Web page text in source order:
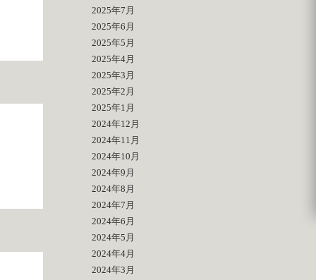
2025年7月
2025年6月
2025年5月
2025年4月
2025年3月
2025年2月
2025年1月
2024年12月
2024年11月
2024年10月
2024年9月
2024年8月
2024年7月
2024年6月
2024年5月
2024年4月
2024年3月